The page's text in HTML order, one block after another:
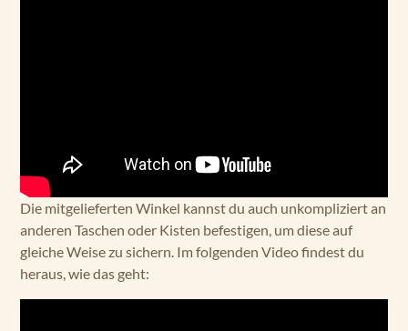
Die mitgelieferten Winkel kannst du auch unkompliziert an
anderen Taschen oder Kisten befestigen, um diese auf
gleiche Weise zu sichern. Im folgenden Video findest du
heraus, wie das geht: